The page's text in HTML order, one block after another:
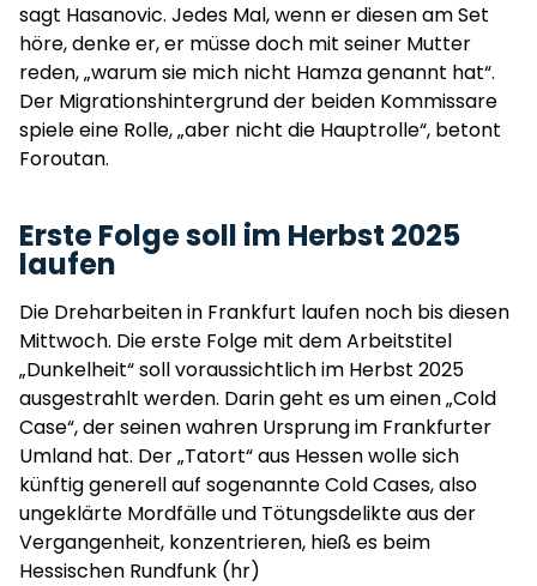
sagt Hasanovic. Jedes Mal, wenn er diesen am Set
höre, denke er, er müsse doch mit seiner Mutter
reden, „warum sie mich nicht Hamza genannt hat“.
Der Migrationshintergrund der beiden Kommissare
spiele eine Rolle, „aber nicht die Hauptrolle“, betont
Foroutan.
Erste Folge soll im Herbst 2025
laufen
Die Dreharbeiten in Frankfurt laufen noch bis diesen
Mittwoch. Die erste Folge mit dem Arbeitstitel
„Dunkelheit“ soll voraussichtlich im Herbst 2025
ausgestrahlt werden. Darin geht es um einen „Cold
Case“, der seinen wahren Ursprung im Frankfurter
Umland hat. Der „Tatort“ aus Hessen wolle sich
künftig generell auf sogenannte Cold Cases, also
ungeklärte Mordfälle und Tötungsdelikte aus der
Vergangenheit, konzentrieren, hieß es beim
Hessischen Rundfunk (hr)